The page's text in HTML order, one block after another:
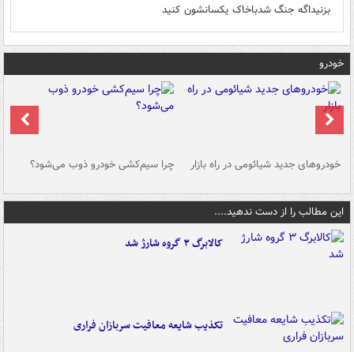
بزنیداگه جنگ شدباخاک یکسانشون کنید
خودرو
خودروهای جدید شیائومی در راه بازار چرا سیم‌کشی خودرو ذوب می‌شود؟
این مطالب را از دست ندهید....
کالابرگ ۳ گروه شارژ شد
تکذیب شایعه معافیت سربازان فراری